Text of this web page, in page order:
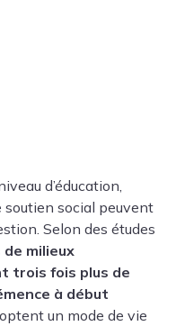
d’éducation,
soutien social peuvent
Selon des études
milieux
trois fois plus de
à début
un mode de vie